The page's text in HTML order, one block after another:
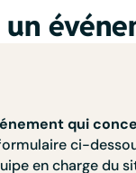
qui
ci-
en charge du